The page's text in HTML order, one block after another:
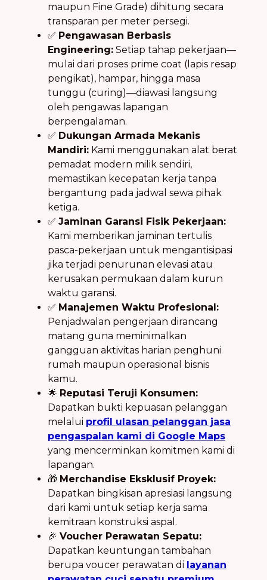
maupun Fine Grade) dihitung secara
transparan per meter persegi.
✅ Pengawasan Berbasis
Engineering: Setiap tahap pekerjaan—
mulai dari proses prime coat (lapis resap
pengikat), hampar, hingga masa
tunggu (curing)—diawasi langsung
oleh pengawas lapangan
berpengalaman.
✅ Dukungan Armada Mekanis
Mandiri: Kami menggunakan alat berat
pemadat modern milik sendiri,
memastikan kecepatan kerja tanpa
bergantung pada jadwal sewa pihak
ketiga.
✅ Jaminan Garansi Fisik Pekerjaan:
Kami memberikan jaminan tertulis
pasca-pekerjaan untuk mengantisipasi
jika terjadi penurunan elevasi atau
kerusakan permukaan dalam kurun
waktu garansi.
✅ Manajemen Waktu Profesional:
Penjadwalan pengerjaan dirancang
matang guna meminimalkan
gangguan aktivitas harian penghuni
rumah maupun operasional bisnis
kamu.
🌟 Reputasi Teruji Konsumen:
Dapatkan bukti kepuasan pelanggan
melalui profil ulasan pelanggan jasa
pengaspalan kami di Google Maps
yang mencerminkan komitmen kami di
lapangan.
🎁 Merchandise Eksklusif Proyek:
Dapatkan bingkisan apresiasi langsung
dari kami untuk setiap kerja sama
kemitraan konstruksi aspal.
🎉 Voucher Perawatan Sepatu:
Dapatkan keuntungan tambahan
berupa voucer perawatan di layanan